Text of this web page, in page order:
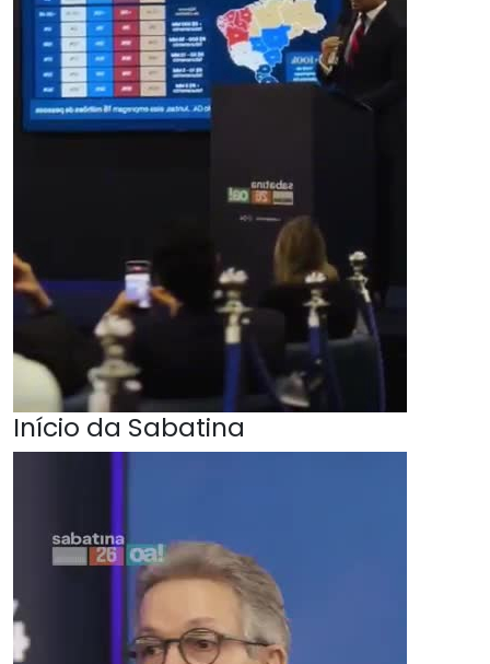
Início da Sabatina